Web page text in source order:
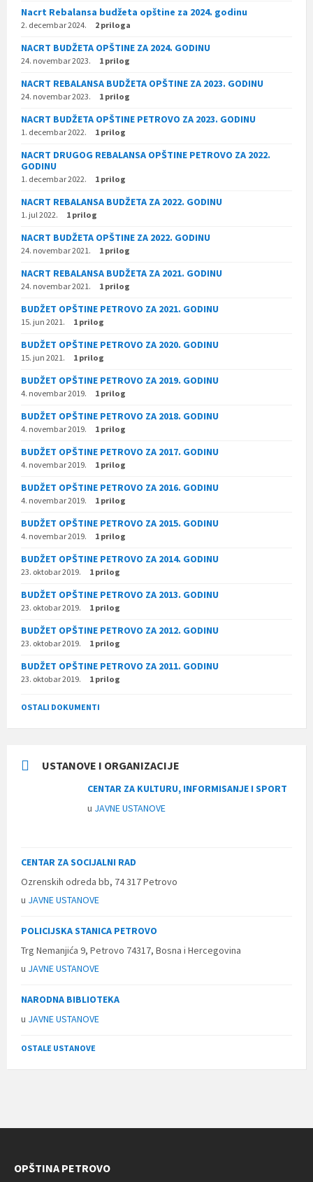
Nacrt Rebalansa budžeta opštine za 2024. godinu
2. decembar 2024. 2 priloga
NACRT BUDŽETA OPŠTINE ZA 2024. GODINU
24. novembar 2023. 1 prilog
NACRT REBALANSA BUDŽETA OPŠTINE ZA 2023. GODINU
24. novembar 2023. 1 prilog
NACRT BUDŽETA OPŠTINE PETROVO ZA 2023. GODINU
1. decembar 2022. 1 prilog
NACRT DRUGOG REBALANSA OPŠTINE PETROVO ZA 2022.
GODINU
1. decembar 2022. 1 prilog
NACRT REBALANSA BUDŽETA ZA 2022. GODINU
1. jul 2022. 1 prilog
NACRT BUDŽETA OPŠTINE ZA 2022. GODINU
24. novembar 2021. 1 prilog
NACRT REBALANSA BUDŽETA ZA 2021. GODINU
24. novembar 2021. 1 prilog
BUDŽET OPŠTINE PETROVO ZA 2021. GODINU
15. jun 2021. 1 prilog
BUDŽET OPŠTINE PETROVO ZA 2020. GODINU
15. jun 2021. 1 prilog
BUDŽET OPŠTINE PETROVO ZA 2019. GODINU
4. novembar 2019. 1 prilog
BUDŽET OPŠTINE PETROVO ZA 2018. GODINU
4. novembar 2019. 1 prilog
BUDŽET OPŠTINE PETROVO ZA 2017. GODINU
4. novembar 2019. 1 prilog
BUDŽET OPŠTINE PETROVO ZA 2016. GODINU
4. novembar 2019. 1 prilog
BUDŽET OPŠTINE PETROVO ZA 2015. GODINU
4. novembar 2019. 1 prilog
BUDŽET OPŠTINE PETROVO ZA 2014. GODINU
23. oktobar 2019. 1 prilog
BUDŽET OPŠTINE PETROVO ZA 2013. GODINU
23. oktobar 2019. 1 prilog
BUDŽET OPŠTINE PETROVO ZA 2012. GODINU
23. oktobar 2019. 1 prilog
BUDŽET OPŠTINE PETROVO ZA 2011. GODINU
23. oktobar 2019. 1 prilog
OSTALI DOKUMENTI
USTANOVE I ORGANIZACIJE
CENTAR ZA KULTURU, INFORMISANJE I SPORT
u JAVNE USTANOVE
CENTAR ZA SOCIJALNI RAD
Ozrenskih odreda bb, 74 317 Petrovo
u JAVNE USTANOVE
POLICIJSKA STANICA PETROVO
Trg Nemanjića 9, Petrovo 74317, Bosna i Hercegovina
u JAVNE USTANOVE
NARODNA BIBLIOTEKA
u JAVNE USTANOVE
OSTALE USTANOVE
OPŠTINA PETROVO